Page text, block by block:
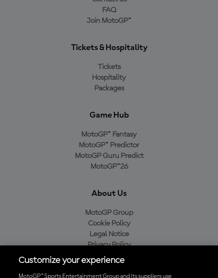
FAQ
Join MotoGP™
Tickets & Hospitality
Tickets
Hospitality
Packages
Game Hub
MotoGP™ Fantasy
MotoGP™ Predictor
MotoGP Guru Predict
MotoGP™26
About Us
MotoGP Group
Cookie Policy
Legal Notice
Privacy Policy
Purchase Policy
Customize your experience
MotoGP™ Sports Entertainment Group and its suppliers use